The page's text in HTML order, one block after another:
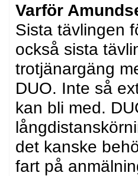
Varför
Sista tävlingen
också sista
trotjänargäng
DUO. Inte så
kan bli med.
det kanske
fart på